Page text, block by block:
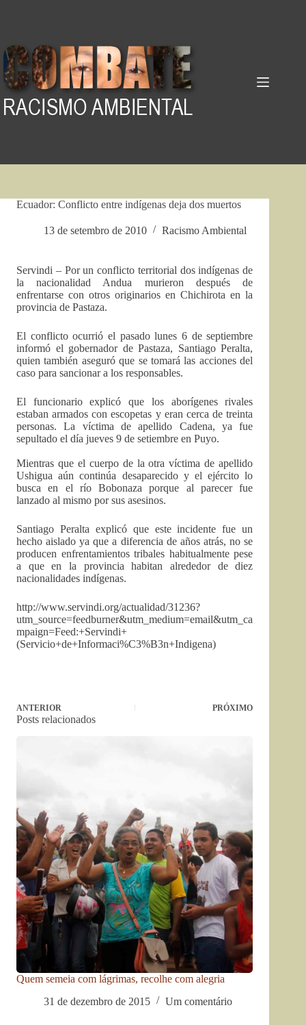
Ecuador: Conflicto entre indígenas deja dos muertos
13 de setembro de 2010 Racismo Ambiental
Servindi – Por un conflicto territorial dos indígenas de
la nacionalidad Andua murieron después de
enfrentarse con otros originarios en Chichirota en la
provincia de Pastaza.
El conflicto ocurrió el pasado lunes 6 de septiembre
informó el gobernador de Pastaza, Santiago Peralta,
quien también aseguró que se tomará las acciones del
caso para sancionar a los responsables.
El funcionario explicó que los aborígenes rivales
estaban armados con escopetas y eran cerca de treinta
personas. La víctima de apellido Cadena, ya fue
sepultado el día jueves 9 de setiembre en Puyo.
Mientras que el cuerpo de la otra víctima de apellido
Ushigua aún continúa desaparecido y el ejército lo
busca en el río Bobonaza porque al parecer fue
lanzado al mismo por sus asesinos.
Santiago Peralta explicó que este incidente fue un
hecho aislado ya que a diferencia de años atrás, no se
producen enfrentamientos tribales habitualmente pese
a que en la provincia habitan alrededor de diez
nacionalidades indígenas.
http://www.servindi.org/actualidad/31236?
utm_source=feedburner&utm_medium=email&utm_ca
mpaign=Feed:+Servindi+
(Servicio+de+Informaci%C3%B3n+Indigena)
ANTERIOR PRÓXIMO
Posts relacionados
Quem semeia com lágrimas, recolhe com alegria
31 de dezembro de 2015
Um comentário